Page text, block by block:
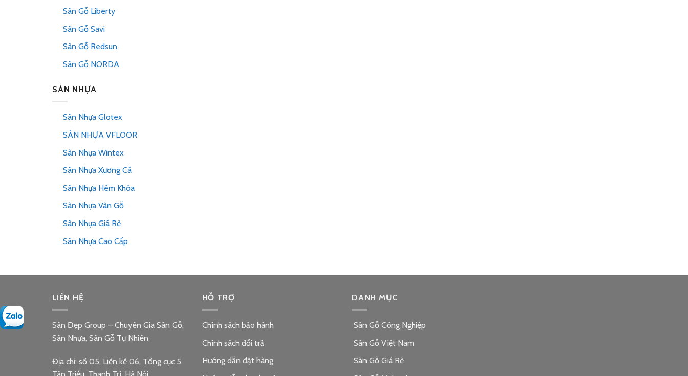
Sàn Gỗ Liberty
Sàn Gỗ Savi
Sàn Gỗ Redsun
Sàn Gỗ NORDA
SÀN NHỰA
Sàn Nhựa Glotex
SÀN NHỰA VFLOOR
Sàn Nhựa Wintex
Sàn Nhựa Xương Cá
Sàn Nhựa Hèm Khóa
Sàn Nhựa Vân Gỗ
Sàn Nhựa Giá Rẻ
Sàn Nhựa Cao Cấp
LIÊN HỆ
Sàn Đẹp Group – Chuyên Gia Sàn Gỗ,
Sàn Nhựa, Sàn Gỗ Tự Nhiên
Địa chỉ: số 05, Liền kề 06, Tổng cục 5
HỖ TRỢ
Chính sách bảo hành
Chính sách đổi trả
Hướng dẫn đặt hàng
DANH MỤC
Sàn Gỗ Công Nghiệp
Sàn Gỗ Việt Nam
Sàn Gỗ Giá Rẻ